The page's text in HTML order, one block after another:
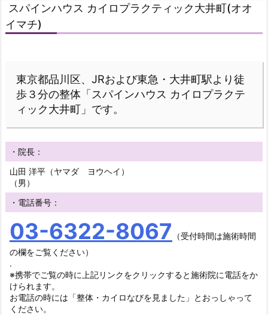
スパインハウス カイロプラクティック大井町(オオ
イマチ)
東京都品川区、JRおよび東急・大井町駅より徒
歩３分の整体「スパインハウス カイロプラクテ
ィック大井町」です。
・院長：
山田 洋平（ヤマダ ヨウヘイ）
（男）
・電話番号：
03-6322-8067
（受付時間は施術時間
の欄をご覧ください）
.
※携帯でご覧の時に上記リンクをクリックすると施術院に電話をか
けられます。
お電話の時には「整体・カイロなびを見ました」とおっしゃって
ください。